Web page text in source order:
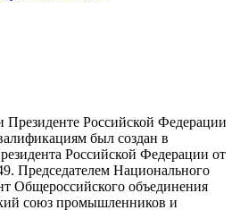
Российской Федерации
был создан в
Российской Федерации от
Председателем Национального
Общероссийского объединения
союз промышленников и